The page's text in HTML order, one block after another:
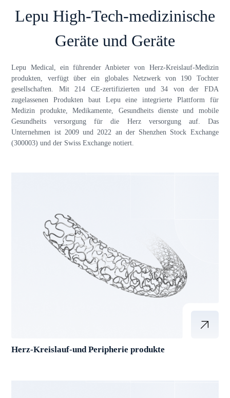
Lepu High-Tech-medizinische
Geräte und Geräte
Lepu Medical, ein führender Anbieter von Herz-Kreislauf-Medizin
produkten, verfügt über ein globales Netzwerk von 190 Tochter
gesellschaften. Mit 214 CE-zertifizierten und 34 von der FDA
zugelassenen Produkten baut Lepu eine integrierte Plattform für
Medizin produkte, Medikamente, Gesundheits dienste und mobile
Gesundheits versorgung für die Herz versorgung auf. Das
Unternehmen ist 2009 und 2022 an der Shenzhen Stock Exchange
(300003) und der Swiss Exchange notiert.
Herz-Kreislauf-und Peripherie produkte